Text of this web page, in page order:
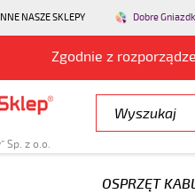
NASZE SKLEPY Dobre
Zgodnie z
Sp. z o.o.
OSPRZĘT